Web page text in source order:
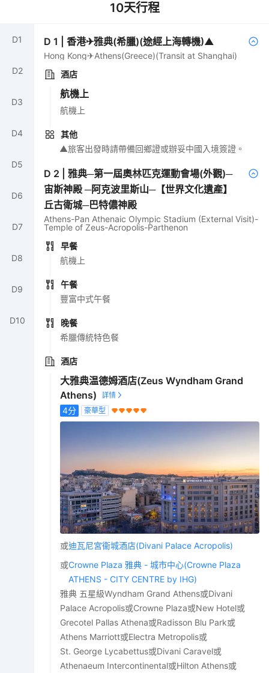
10天行程
D1
D2
D3
D4
D5
D6
D7
D8
D9
D10
D1 |香港✈雅典(希臘)(途經上海轉機)▲
Hong Kong✈Athens(Greece)(Transit at Shanghai)
酒店
航機上
航機上
其他
▲旅客出發時請帶備回鄉證或辦妥中國入境簽證。
D 2 |雅典─第一屆奧林匹克運動會場(外觀)─
宙斯神殿 ─阿克波里斯山─【世界文化遺產】
丘古衛城─巴特儂神殿
Athens-Pan Athenaic Olympic Stadium (External Visit)-
Temple of Zeus-Acropolis-Parthenon
早餐
航機上
午餐
豐富中式午餐
晚餐
希臘傳統特色餐
酒店
大雅典温德姆酒店(Zeus Wyndham Grand
Athens)
4分 豪華型
或迪瓦尼宮衞城酒店(Divani Palace Acropolis)
或Crowne Plaza 雅典 - 城市中心(Crowne Plaza
ATHENS - CITY CENTRE by IHG)
雅典 五星級Wyndham Grand Athens或Divani
Palace Acropolis或Crowne Plaza或New Hotel或
Grecotel Pallas Athena或Radisson Blu Park或
Athens Marriott或Electra Metropolis或
St. George Lycabettus或Divani Caravel或
Athenaeum Intercontinental或Hilton Athens或